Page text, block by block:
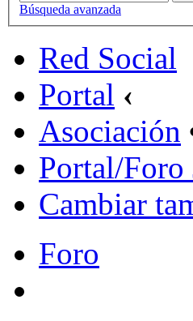
Búsqueda avanzada
Red Social
Portal ‹
Asociación
Portal/Foro
Cambiar
Foro